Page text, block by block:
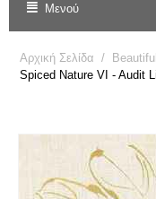
Μενού
Αρχική Σελίδα /
Spiced Nature VI - Audit